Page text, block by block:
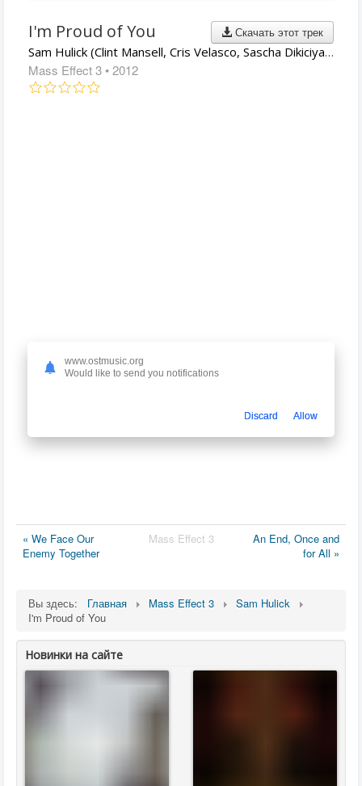
Скачать этот трек
I'm Proud of You
Sam Hulick (Clint Mansell, Cris Velasco, Sascha Dikiciyan, Christopher Lennertz)
Mass Effect 3 • 2012
« We Face Our
Enemy Together
Mass Effect 3
An End, Once and
for All »
Вы здесь: Главная Mass Effect 3
Sam Hulick
I'm Proud of You
Новинки на сайте
www.ostmusic.org
Would like to send you notifications
Discard Allow